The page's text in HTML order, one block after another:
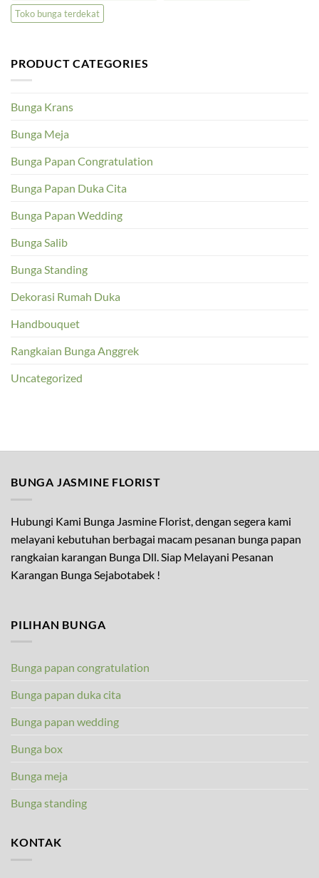
Toko bunga terdekat
PRODUCT CATEGORIES
Bunga Krans
Bunga Meja
Bunga Papan Congratulation
Bunga Papan Duka Cita
Bunga Papan Wedding
Bunga Salib
Bunga Standing
Dekorasi Rumah Duka
Handbouquet
Rangkaian Bunga Anggrek
Uncategorized
BUNGA JASMINE FLORIST
Hubungi Kami Bunga Jasmine Florist, dengan segera kami
melayani kebutuhan berbagai macam pesanan bunga papan
rangkaian karangan Bunga Dll. Siap Melayani Pesanan
Karangan Bunga Sejabotabek !
PILIHAN BUNGA
Bunga papan congratulation
Bunga papan duka cita
Bunga papan wedding
Bunga box
Bunga meja
Bunga standing
KONTAK